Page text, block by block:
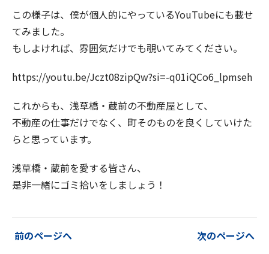
この様子は、僕が個人的にやっているYouTubeにも載せ
てみました。
もしよければ、雰囲気だけでも覗いてみてください。
https://youtu.be/Jczt08zipQw?si=-q01iQCo6_lpmseh
これからも、浅草橋・蔵前の不動産屋として、
不動産の仕事だけでなく、町そのものを良くしていけた
らと思っています。
浅草橋・蔵前を愛する皆さん、
是非一緒にゴミ拾いをしましょう！
稿
前のページへ 次のページへ